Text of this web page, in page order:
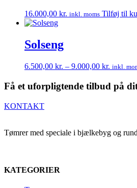
16.000,00 kr. inkl. moms Tilføj til
Solseng
6.500,00 kr. – 9.000,00 kr.
til
inkl.
Få et uforpligtende tilbud på
KONTAKT
Tømrer med speciale i bjælkebyg og
KATEGORIER